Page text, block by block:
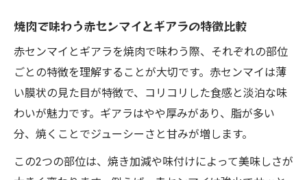
焼肉で味わう赤センマイとギアラの特徴比較
赤センマイとギアラを焼肉で味わう際、それぞれの部位
ごとの特徴を理解することが大切です。赤センマイは薄
い膜状の見た目が特徴で、コリコリした食感と淡泊な味
わいが魅力です。ギアラはやや厚みがあり、脂が多い
分、焼くことでジューシーさと甘みが増します。
この2つの部位は、焼き加減や味付けによって美味しさが